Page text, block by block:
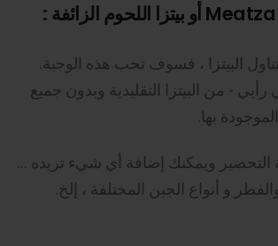
البيتزا ، فسوف تحب هذه الوجبة.
- من البيتزا التقليدية وبدون جميع
بها.
التحضير ويمكنك إضافة أي شيء تريده …
و أنواع الجبن المختلفة ، إلخ.